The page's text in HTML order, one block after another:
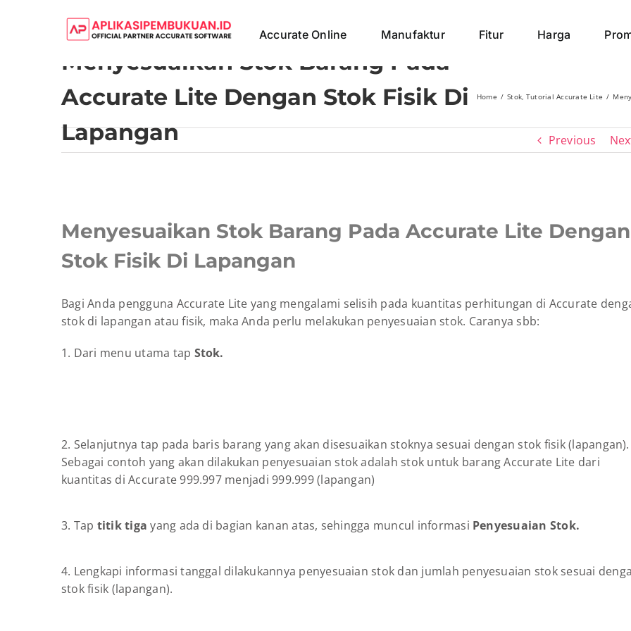
Accurate Online Manufaktur Fitur Harga
Menyesuaikan Stok Barang Pada
Accurate Lite Dengan Stok Fisik Di
Lapangan
Home Stok Tutorial Accurate Lite
Previous
Larger
Image
Menyesuaikan Stok Barang Pada Accurate Lite Dengan
Stok Fisik Di Lapangan
Bagi Anda pengguna Accurate Lite yang mengalami selisih pada kuantitas perhitungan di Accurate
stok di lapangan atau fisik, maka Anda perlu melakukan penyesuaian stok. Caranya sbb:
1. Dari menu utama tap Stok.
2. Selanjutnya tap pada baris barang yang akan disesuaikan stoknya sesuai dengan stok fisik (lapangan).
Sebagai contoh yang akan dilakukan penyesuaian stok adalah stok untuk barang Accurate Lite dari
kuantitas di Accurate 999.997 menjadi 999.999 (lapangan)
3. Tap titik tiga yang ada di bagian kanan atas, sehingga muncul informasi Penyesuaian Stok.
4. Lengkapi informasi tanggal dilakukannya penyesuaian stok dan jumlah penyesuaian stok sesuai
stok fisik (lapangan).